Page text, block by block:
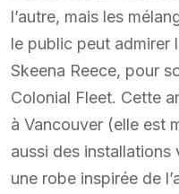
l’autre, mais les
le public peut admirer
Skeena Reece, pour
Colonial Fleet. Cette
à Vancouver (elle est
aussi des
une robe inspirée de